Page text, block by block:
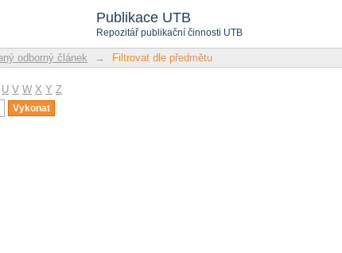
Publikace UTB
Repozitář publikační činnosti UTB
odborný článek → Filtrovat dle předmětu
U V W X Y Z